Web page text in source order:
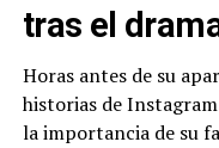
tras el
Horas antes de su
historias de
la importancia de su